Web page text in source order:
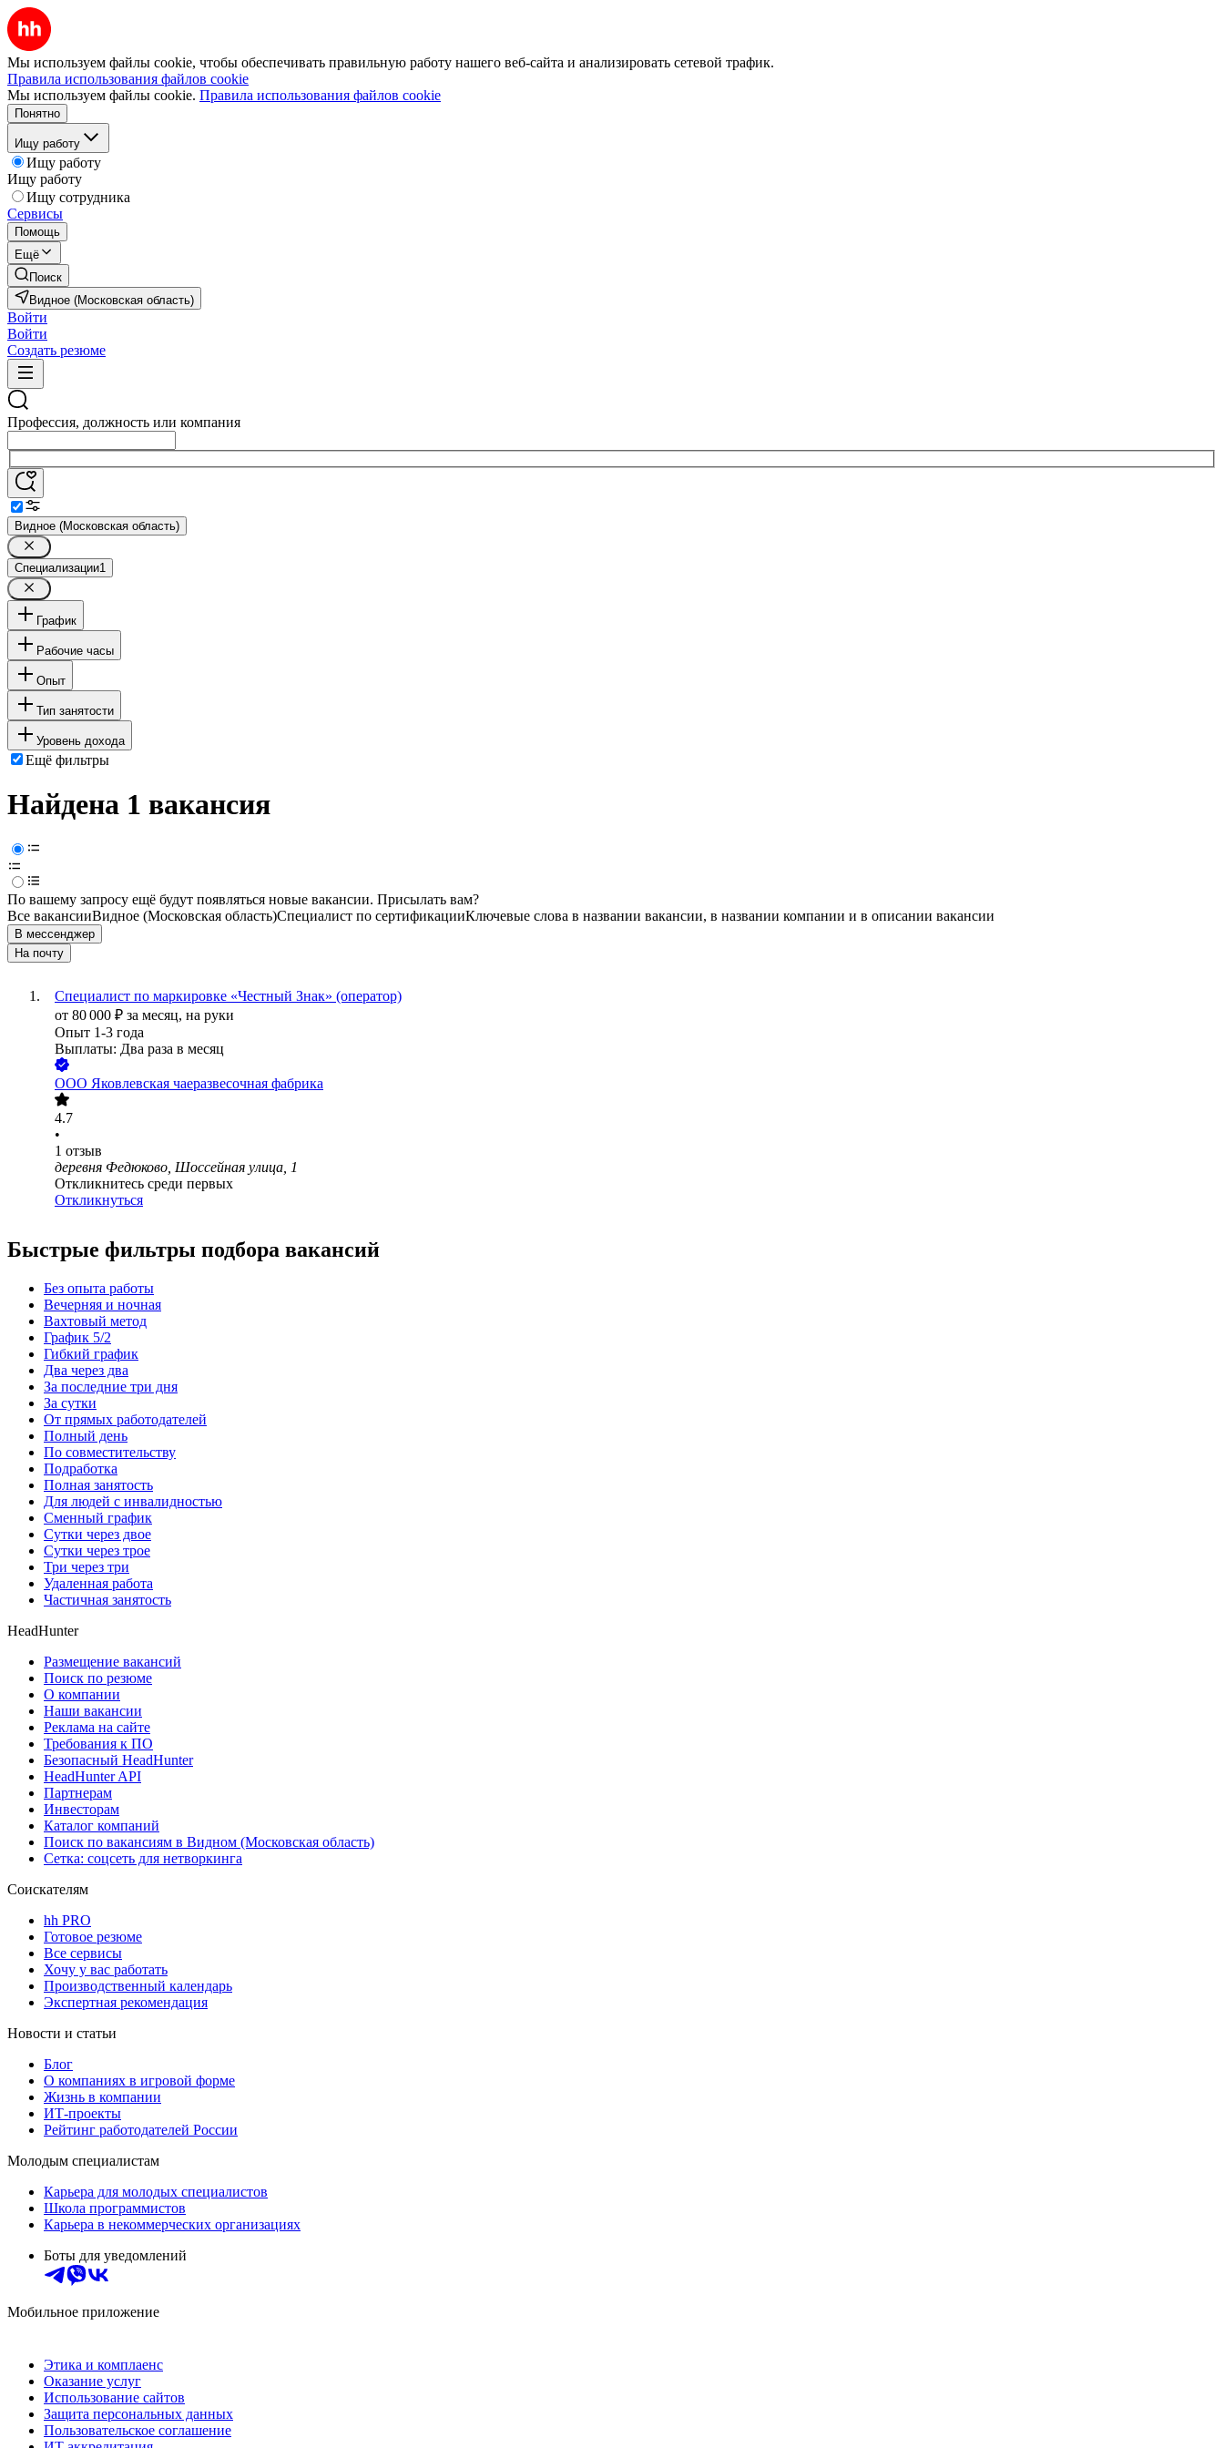
Мы используем файлы cookie, чтобы обеспечивать правильную работу нашего веб-сайта и анализировать сетевой трафик.
Правила использования файлов cookie
Мы используем файлы cookie. Правила использования файлов cookie
Понятно
Ищу работу
Ищу работу
Ищу работу
Ищу сотрудника
Сервисы
Помощь
Ещё
Поиск
Видное (Московская область)
Войти
Войти
Создать резюме
Профессия, должность или компания
Видное (Московская область)
Специализации1
График
Рабочие часы
Опыт
Тип занятости
Уровень дохода
Ещё фильтры
Найдена 1 вакансия
По вашему запросу ещё будут появляться новые вакансии. Присылать вам?
Все вакансииВидное (Московская область)Специалист по сертификацииКлючевые слова в названии вакансии, в названии компании и в описании вакансии
В мессенджер
На почту
Специалист по маркировке «Честный Знак» (оператор)
от 80 000 ₽ за месяц, на руки
Опыт 1-3 года
Выплаты: Два раза в месяц
ООО Яковлевская чаеразвесочная фабрика
4.7
•
1 отзыв
деревня Федюково, Шоссейная улица, 1
Откликнитесь среди первых
Откликнуться
Быстрые фильтры подбора вакансий
Без опыта работы
Вечерняя и ночная
Вахтовый метод
График 5/2
Гибкий график
Два через два
За последние три дня
За сутки
От прямых работодателей
Полный день
По совместительству
Подработка
Полная занятость
Для людей с инвалидностью
Сменный график
Сутки через двое
Сутки через трое
Три через три
Удаленная работа
Частичная занятость
HeadHunter
Размещение вакансий
Поиск по резюме
О компании
Наши вакансии
Реклама на сайте
Требования к ПО
Безопасный HeadHunter
HeadHunter API
Партнерам
Инвесторам
Каталог компаний
Поиск по вакансиям в Видном (Московская область)
Сетка: соцсеть для нетворкинга
Соискателям
hh PRO
Готовое резюме
Все сервисы
Хочу у вас работать
Производственный календарь
Экспертная рекомендация
Новости и статьи
Блог
О компаниях в игровой форме
Жизнь в компании
ИТ-проекты
Рейтинг работодателей России
Молодым специалистам
Карьера для молодых специалистов
Школа программистов
Карьера в некоммерческих организациях
Боты для уведомлений
Мобильное приложение
Этика и комплаенс
Оказание услуг
Использование сайтов
Защита персональных данных
Пользовательское соглашение